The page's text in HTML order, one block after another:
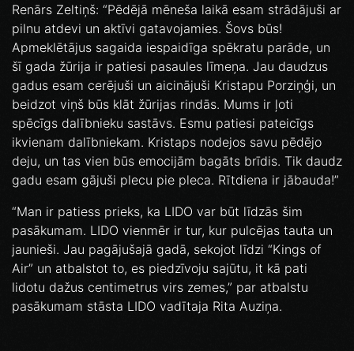
Renārs Zeltiņš: “Pēdējā mēneša laikā esam strādājuši ar
pilnu atdevi un aktīvi gatavojamies. Šovs būs!
Apmeklētājus sagaida iespaidīga spēkratu parāde, un
šī gada žūrija ir patiesi pasaules līmeņa. Jau daudzus
gadus esam cerējuši un aicinājuši Kristapu Porziņģi, un
beidzot viņš būs klāt žūrijas rindās. Mums ir ļoti
spēcīgs dalībnieku sastāvs. Esmu patiesi pateicīgs
ikvienam dalībniekam. Kristaps nodejos savu pēdējo
deju, un tas vien būs emocijām bagāts brīdis. Tik daudz
gadu esam gājuši plecu pie pleca. Rītdiena ir jābauda!”
“Man ir patiess prieks, ka LIDO var būt līdzās šim
pasākumam. LIDO vienmēr ir tur, kur pulcējas tauta un
jaunieši. Jau pagājušajā gadā, sekojot līdzi “Kings of
Air” un atbalstot to, es piedzīvoju sajūtu, it kā pati
lidotu dažus centimetrus virs zemes,” par atbalstu
pasākumam stāsta LIDO vadītaja Rita Auziņa.